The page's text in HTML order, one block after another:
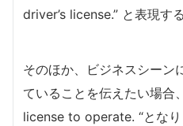
driver’s license.” と表現す
そのほか、ビジネスシーン
ていることを伝えたい場合
license to operate. “となり